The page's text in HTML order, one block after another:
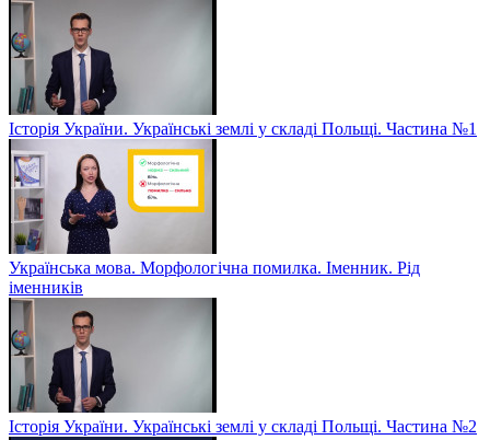
Історія України. Українські землі у складі Польщі. Частина №1
Українська мова. Морфологічна помилка. Іменник. Рід
іменників
Історія України. Українські землі у складі Польщі. Частина №2